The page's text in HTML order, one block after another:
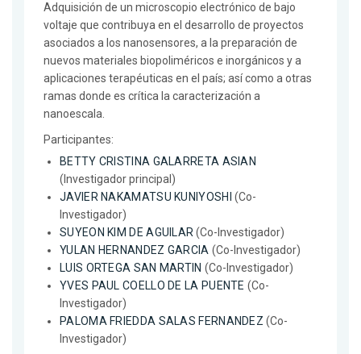
Adquisición de un microscopio electrónico de bajo
voltaje que contribuya en el desarrollo de proyectos
asociados a los nanosensores, a la preparación de
nuevos materiales biopoliméricos e inorgánicos y a
aplicaciones terapéuticas en el país; así como a otras
ramas donde es crítica la caracterización a
nanoescala.
Participantes:
BETTY CRISTINA GALARRETA ASIAN
(Investigador principal)
JAVIER NAKAMATSU KUNIYOSHI (Co-
Investigador)
SUYEON KIM DE AGUILAR(Co-Investigador)
YULAN HERNANDEZ GARCIA (Co-Investigador)
LUIS ORTEGA SAN MARTIN (Co-Investigador)
YVES PAUL COELLO DE LA PUENTE (Co-
Investigador)
PALOMA FRIEDDA SALAS FERNANDEZ (Co-
Investigador)